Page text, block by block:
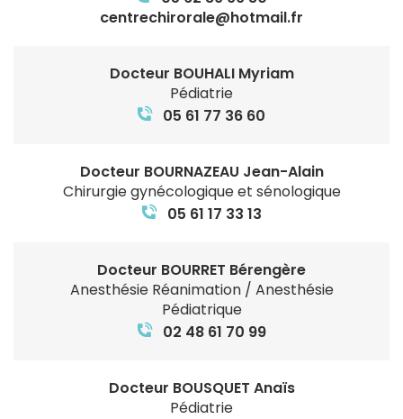
centrechirorale@hotmail.fr
Docteur BOUHALI Myriam
Pédiatrie
05 61 77 36 60
Docteur BOURNAZEAU Jean-Alain
Chirurgie gynécologique et sénologique
05 61 17 33 13
Docteur BOURRET Bérengère
Anesthésie Réanimation / Anesthésie
Pédiatrique
02 48 61 70 99
Docteur BOUSQUET Anaïs
Pédiatrie